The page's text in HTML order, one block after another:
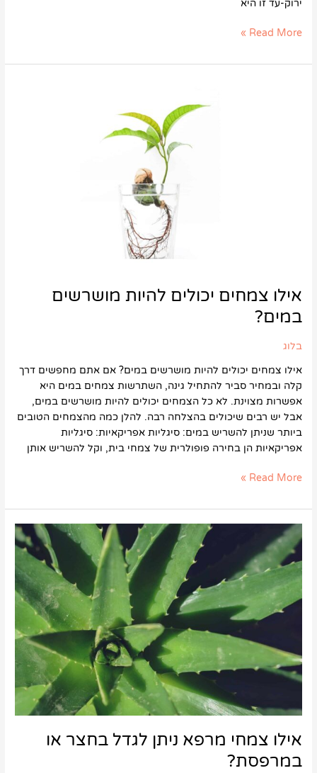
ירוק-עד זו היא
Read More »
אילו צמחים יכולים להיות מושרשים
במים?
בלוג
אילו צמחים יכולים להיות מושרשים במים? אם אתם מחפשים דרך
קלה ובמחיר סביר להתחיל גינה, השתרשות צמחים במים היא
אפשרות מצוינת. לא כל הצמחים יכולים להיות מושרשים במים,
אבל יש רבים שיכולים בהצלחה רבה. להלן כמה מהצמחים הטובים
ביותר שניתן להשריש במים: סיגליות אפריקאיות: סיגליות
אפריקאיות הן בחירה פופולרית של צמחי בית, וקל להשריש אותן
Read More »
אילו צמחי מרפא ניתן לגדל בחצר או
במרפסת?
אילו
צמחי
מרפא
ניתן
לגדל
בחצר